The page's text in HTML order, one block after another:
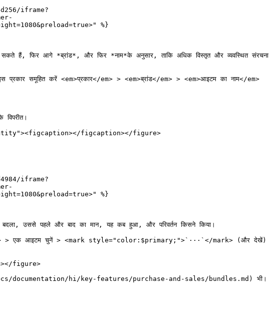
iframe?
%}
हैं, फिर आगे *ब्रांड*, और फिर *नाम*के अनुसार, ताकि अधिक विस्तृत और व्यवस्थित संरचना
करें <em>प्रकार</em> > <em>ब्रांड</em> > <em>आइटम का नाम</em>
figcaption></figure>
iframe?
%}
उससे पहले और बाद का मान, यह कब हुआ, और परिवर्तन किसने किया।
> एक आइटम चुनें > <mark style="color:$primary;">`···`</mark> (और देखें)
figure>
documentation/hi/key-features/purchase-and-sales/bundles.md) भी।